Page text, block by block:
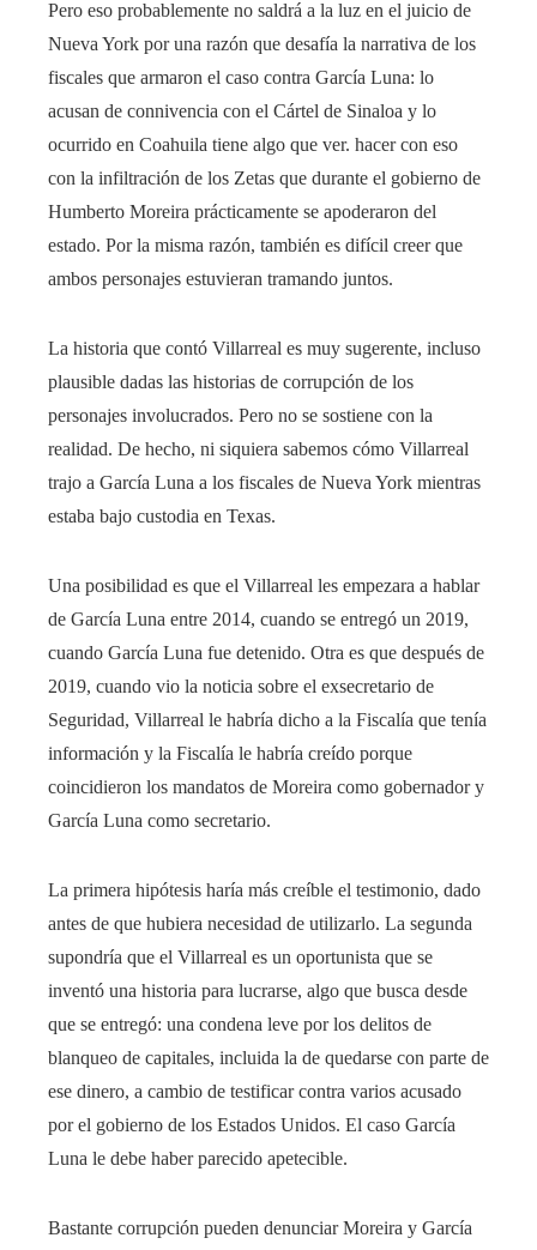
Pero eso probablemente no saldrá a la luz en el juicio de
Nueva York por una razón que desafía la narrativa de los
fiscales que armaron el caso contra García Luna: lo
acusan de connivencia con el Cártel de Sinaloa y lo
ocurrido en Coahuila tiene algo que ver. hacer con eso
con la infiltración de los Zetas que durante el gobierno de
Humberto Moreira prácticamente se apoderaron del
estado. Por la misma razón, también es difícil creer que
ambos personajes estuvieran tramando juntos.
La historia que contó Villarreal es muy sugerente, incluso
plausible dadas las historias de corrupción de los
personajes involucrados. Pero no se sostiene con la
realidad. De hecho, ni siquiera sabemos cómo Villarreal
trajo a García Luna a los fiscales de Nueva York mientras
estaba bajo custodia en Texas.
Una posibilidad es que el Villarreal les empezara a hablar
de García Luna entre 2014, cuando se entregó un 2019,
cuando García Luna fue detenido. Otra es que después de
2019, cuando vio la noticia sobre el exsecretario de
Seguridad, Villarreal le habría dicho a la Fiscalía que tenía
información y la Fiscalía le habría creído porque
coincidieron los mandatos de Moreira como gobernador y
García Luna como secretario.
La primera hipótesis haría más creíble el testimonio, dado
antes de que hubiera necesidad de utilizarlo. La segunda
supondría que el Villarreal es un oportunista que se
inventó una historia para lucrarse, algo que busca desde
que se entregó: una condena leve por los delitos de
blanqueo de capitales, incluida la de quedarse con parte de
ese dinero, a cambio de testificar contra varios acusado
por el gobierno de los Estados Unidos. El caso García
Luna le debe haber parecido apetecible.
Bastante corrupción pueden denunciar Moreira y García